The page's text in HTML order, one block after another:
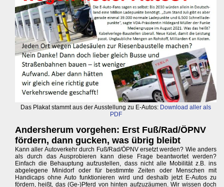
Das Plakat stammt aus der Ausstellung zu E-Autos: Download aller als
PDF
Andersherum vorgehen: Erst Fuß/Rad/ÖPNV
fördern, dann gucken, was übrig bleibt
Kann aller Autoverkehr durch Fuß/Rad/ÖPNV ersetzt werden? Wie anders
als durch das Ausprobieren kann diese Frage beantwortet werden?
Einfach die Behauptung aufzustellen, dass nicht alle Mobilität z.B. ins
abgelegene Minidorf oder für bestimmte Zeiten oder Menschen mit
Handicaps ohne Auto funktionieren wird und deshalb jetzt E-Autos zu
fördern, heißt, das (Ge-)Pferd von hinten aufzuzäumen. Wir wissen doch